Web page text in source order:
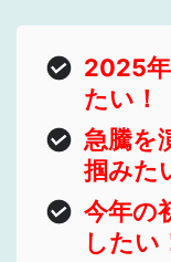
2025
たい！
急騰を
掴みた
今年の
したい